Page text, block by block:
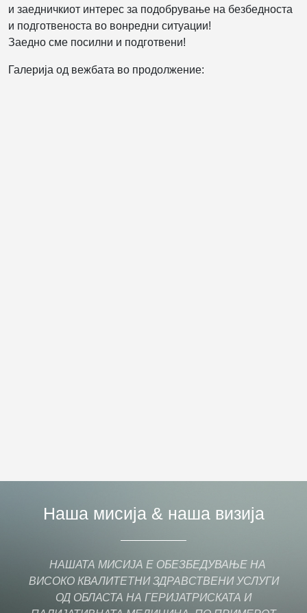
и заедничкиот интерес за подобрување на безбедноста
и подготвеноста во вонредни ситуации!
Заедно сме посилни и подготвени!
Галерија од вежбата во продолжение:
Наша мисија & наша визија
НАШАТА МИСИЈА Е ОБЕЗБЕДУВАЊЕ НА
ВИСОКО КВАЛИТЕТНИ ЗДРАВСТВЕНИ УСЛУГИ
ОД ОБЛАСТА НА ГЕРИЈАТРИСКАТА И